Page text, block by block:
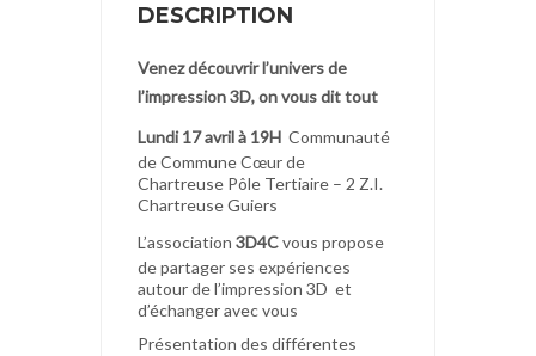
DESCRIPTION
Venez découvrir l’univers de
l’impression 3D, on vous dit tout
Lundi 17 avril à 19H Communauté
de Commune Cœur de
Chartreuse Pôle Tertiaire – 2 Z.I.
Chartreuse Guiers
L’association 3D4Cvous propose
de partager ses expériences
autour de l’impression 3D et
d’échanger avec vous
Présentation des différentes